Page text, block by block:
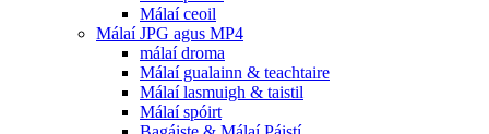
Málaí ceoil
Málaí JPG agus MP4
málaí droma
Málaí gualainn & teachtaire
Málaí lasmuigh & taistil
Málaí spóirt